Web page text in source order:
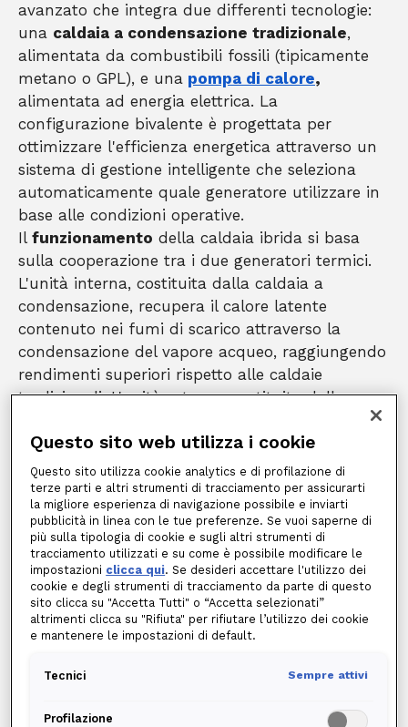
avanzato che integra due differenti tecnologie:
una caldaia a condensazione tradizionale,
alimentata da combustibili fossili (tipicamente
metano o GPL), e una pompa di calore,
alimentata ad energia elettrica. La
configurazione bivalente è progettata per
ottimizzare l'efficienza energetica attraverso un
sistema di gestione intelligente che seleziona
automaticamente quale generatore utilizzare in
base alle condizioni operative.
Il funzionamento della caldaia ibrida si basa
sulla cooperazione tra i due generatori termici.
L'unità interna, costituita dalla caldaia a
condensazione, recupera il calore latente
contenuto nei fumi di scarico attraverso la
condensazione del vapore acqueo, raggiungendo
rendimenti superiori rispetto alle caldaie
tradizionali. L'unità esterna, costituita dalla
dall'ambiente (tipicamente dall'aria esterna) e la
trasferisce al sistema di riscaldamento mediante
un ciclo termodinamico che utilizza un fluido
refrigerante.
Il sistema di gestione elettronico, vero nucleo
tecnologico dell'impianto ibrido, determina quale
generatore attivare in funzione di diversi
parametri:
temperatura esterna: misurata mediante una sonda dedicata,
rappresenta uno dei fattori determinanti per l'efficienza della
temperatura richiesta dagli ambienti interni
: influenza il carico
convenienza economica dell'utilizzo della pompa di calore.
Questo sito web utilizza i cookie
Questo sito utilizza cookie analytics e di profilazione di
terze parti e altri strumenti di tracciamento per assicurarti
la migliore esperienza di navigazione possibile e inviarti
pubblicità in linea con le tue preferenze. Se vuoi saperne di
più sulla tipologia di cookie e sugli altri strumenti di
tracciamento utilizzati e su come è possibile modificare le
impostazioni clicca qui. Se desideri accettare l'utilizzo dei
cookie e degli strumenti di tracciamento da parte di questo
sito clicca su "Accetta Tutti" o “Accetta selezionati”
altrimenti clicca su "Rifiuta" per rifiutare l’utilizzo dei cookie
e mantenere le impostazioni di default.
Tecnici Sempre attivi
Profilazione